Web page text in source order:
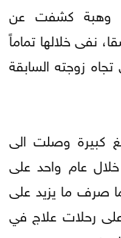
وهبة كشفت عن
نفى خلالها تماماً
زوجته السابقة
كبيرة وصلت الى
خلال عام واحد على
صرف ما يزيد على
على رحلات علاج في